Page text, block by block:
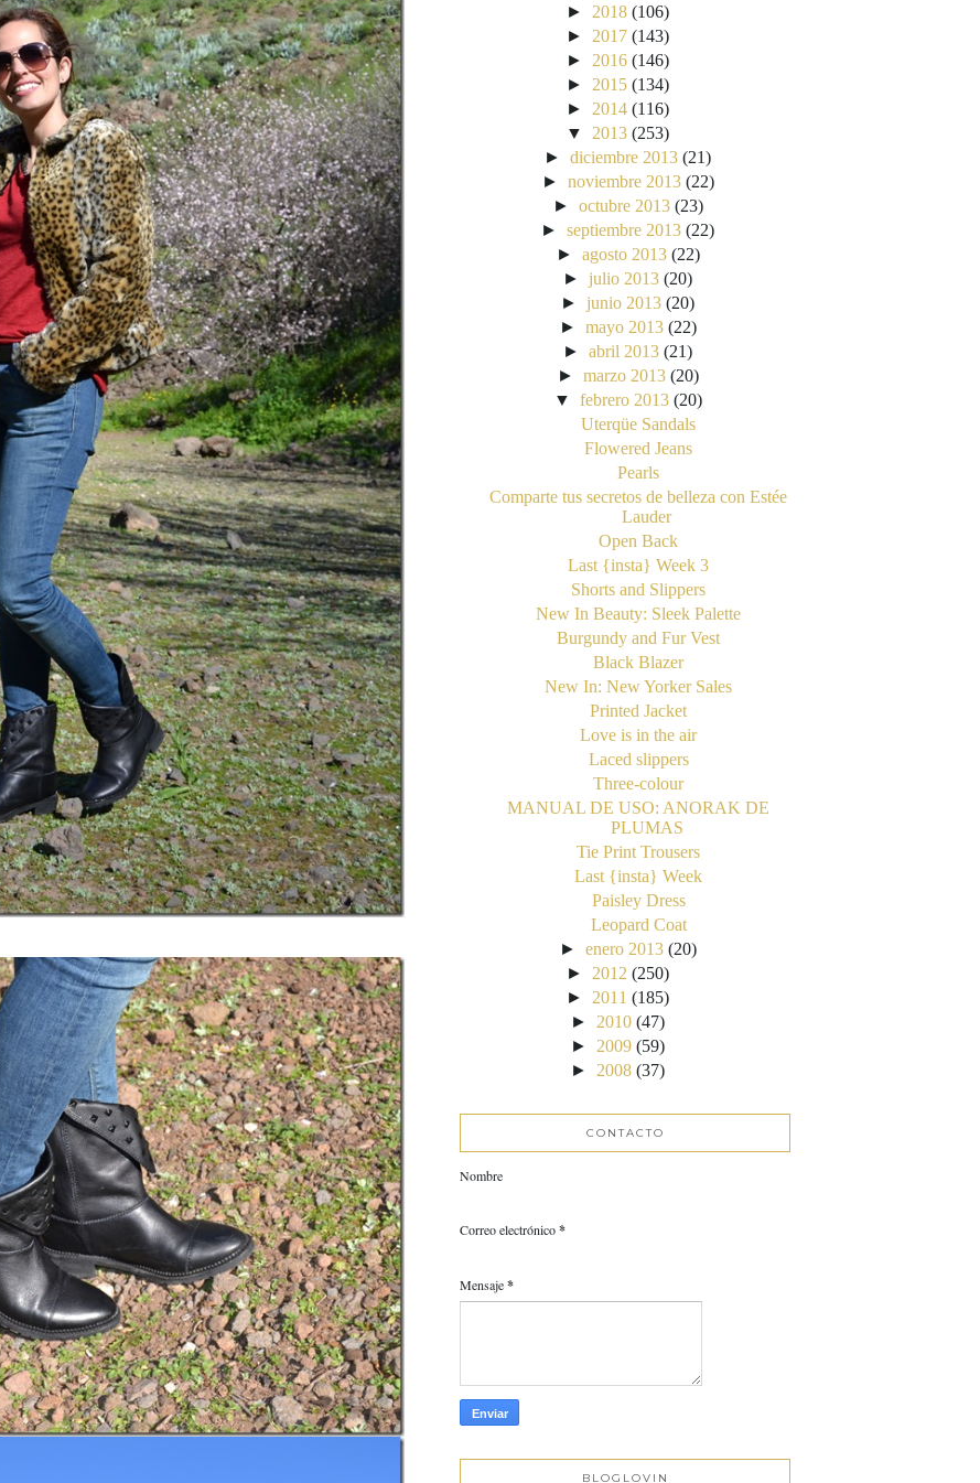
► 2018 (106)
► 2017 (143)
► 2016 (146)
► 2015 (134)
► 2014 (116)
▼ 2013 (253)
►diciembre 2013 (21)
► noviembre 2013 (22)
► octubre 2013 (23)
►septiembre 2013 (22)
► agosto 2013 (22)
►julio 2013 (20)
►junio 2013 (20)
► mayo 2013 (22)
►abril 2013 (21)
► marzo 2013 (20)
▼ febrero 2013 (20)
Uterqüe Sandals
Flowered Jeans
Pearls
Comparte tus secretos de belleza con Estée
Lauder
Open Back
Last {insta} Week 3
Shorts and Slippers
New In Beauty: Sleek Palette
Burgundy and Fur Vest
Black Blazer
New In: New Yorker Sales
Printed Jacket
Love is in the air
Laced slippers
Three-colour
MANUAL DE USO: ANORAK DE
PLUMAS
Tie Print Trousers
Last {insta} Week
Paisley Dress
Leopard Coat
► enero 2013 (20)
► 2012 (250)
► 2011 (185)
► 2010 (47)
► 2009 (59)
► 2008 (37)
CONTACTO
Nombre
Correo electrónico*
Mensaje*
BLOGLOVIN